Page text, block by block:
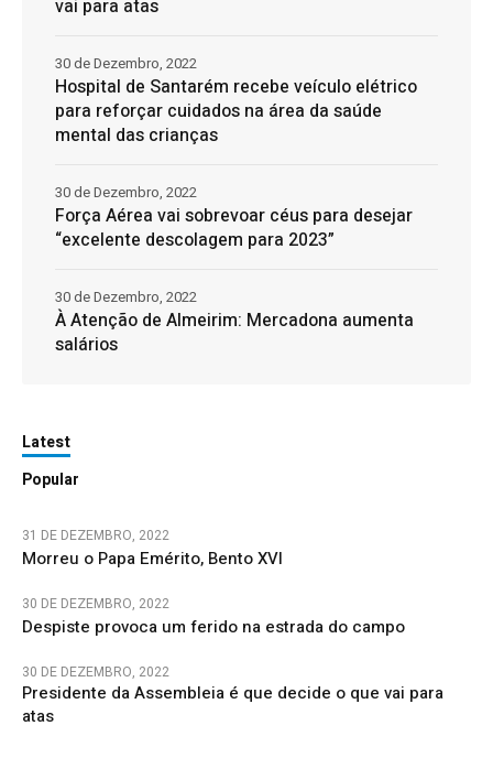
vai para atas
Hospital de Santarém recebe veículo elétrico
para reforçar cuidados na área da saúde
mental das crianças
30 de Dezembro, 2022
Força Aérea vai sobrevoar céus para desejar
“excelente descolagem para 2023”
30 de Dezembro, 2022
À Atenção de Almeirim: Mercadona aumenta
salários
30 de Dezembro, 2022
Latest
Popular
31 DE DEZEMBRO, 2022
Morreu o Papa Emérito, Bento XVI
30 DE DEZEMBRO, 2022
Despiste provoca um ferido na estrada do campo
30 DE DEZEMBRO, 2022
Presidente da Assembleia é que decide o que vai para
atas